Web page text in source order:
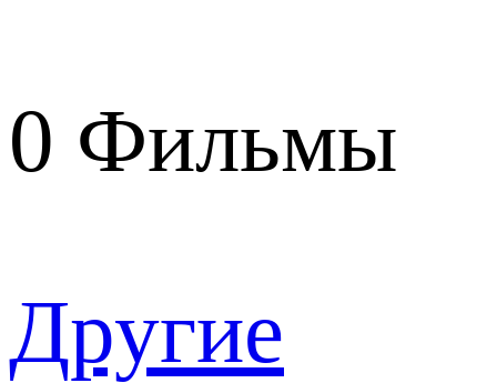
0 Фильмы
Другие